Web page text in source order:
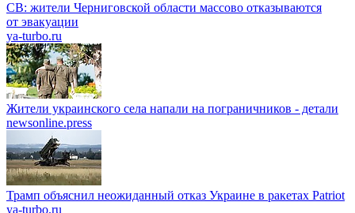
СВ: жители Черниговской области массово отказываются
от эвакуации
ya-turbo.ru
Жители украинского села напали на пограничников - детали
newsonline.press
Трамп объяснил неожиданный отказ Украине в ракетах Patriot
ya-turbo.ru